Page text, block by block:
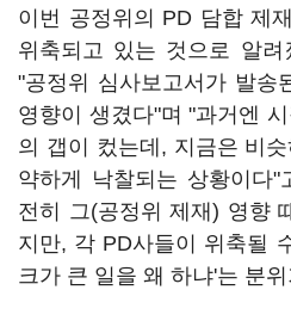
이번 공정위의 PD 담합 제
위축되고 있는 것으로 알
"공정위 심사보고서가 발송
영향이 생겼다"며 "과거엔
의 갭이 컸는데, 지금은 비
약하게 낙찰되는 상황이다
전히 그(공정위 제재) 영향
지만, 각 PD사들이 위축될
크가 큰 일을 왜 하냐'는 분